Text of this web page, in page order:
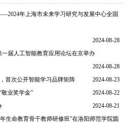
年上海市未来学习研究与发展中心全国
2024-08-28
届人工智能教育应用论坛在京举办
2024-08-28
首次公开智能学习品牌矩阵
2024-08-23
敬业奖学金”
2024-08-22
2024-08-21
生命教育骨干教师研修班”在洛阳师范学院圆